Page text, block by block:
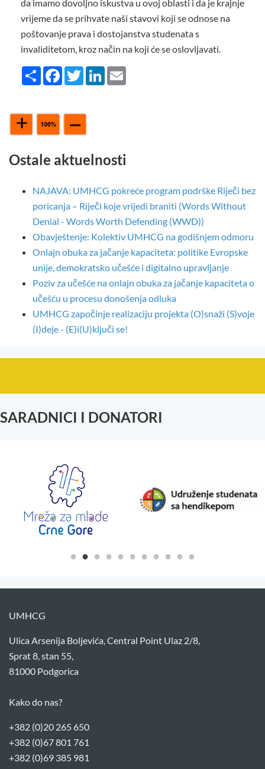
da imamo dovoljno iskustva u ovoj oblasti i da je krajnje
vrijeme da se prihvate naši stavovi koji se odnose na
poštovanje prava i dostojanstva studenata s
invaliditetom, kroz način na koji će se oslovljavati.
Share FacebookTwitterLinkedIn
Ostale aktuelnosti
NAJAVA: UMHCG pokreće program podrške Riječi bez
poricanja – Riječi koje vrijedi braniti (Words Without
Denial - Words Worth Defending (WWD))
Obavještenje: Kolektiv UMHCG na godišnjem odmoru
Onlajn obuka za jačanje kapaciteta: politike Evropske
unije, demokratsko učešće i digitalno upravljanje
Poziv za učešće na onlajn obuka za jačanje kapaciteta o
učešću u procesu donošenja odluka
UMHCG započinje realizaciju projekta (O)snaži (S)voje
(I)deje - (E)i(U)ključi se!
SARADNICI I DONATORI
UMHCG
Ulica Arsenija Boljevića, Central Point Ulaz 2/8,
Sprat 8, stan 55,
81000 Podgorica
Kako do nas?
+382 (0)20 265 650
+382 (0)67 801 761
+382 (0)69 385 981